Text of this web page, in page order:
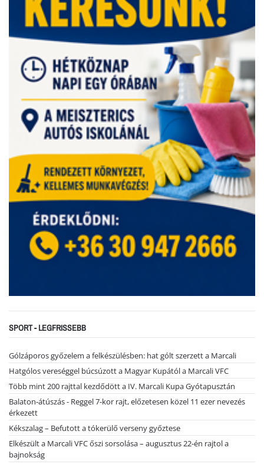
SPORT - LEGFRISSEBB
Gólzáporos győzelem a felkészülésben: hat gólt szerzett a Marcali
Hatgólos vereséggel búcsúzott a Magyar Kupától a Marcali VFC
Több mint 200 rajttal kezdődött a IV. Marcali Kupa Gyótapusztán
Balaton-átúszás - Reggel 7-kor rajt, előzetesen közel 11 ezer nevezés
érkezett
Kékszalag – Befutott a tókerülő verseny győztese
Elkészült a Marcali VFC őszi sorsolása – augusztus 22-én rajtol a
bajnokság